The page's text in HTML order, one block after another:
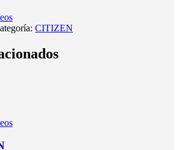
CITIZEN